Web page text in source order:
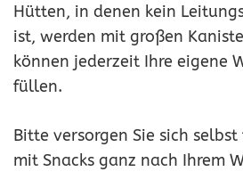
Hütten, in denen kein
ist, werden mit großen
können jederzeit Ihre eigene
füllen.
Bitte versorgen Sie sich
mit Snacks ganz nach Ihrem